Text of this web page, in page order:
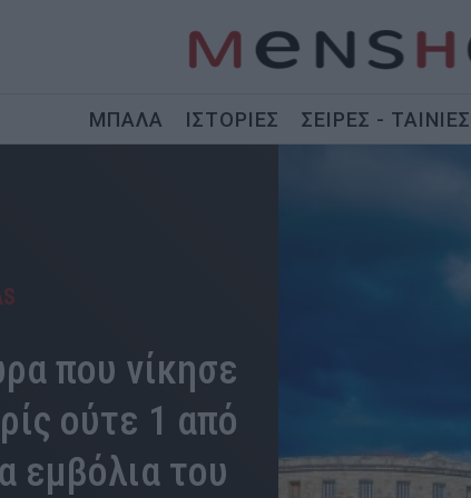
ΜΠΑΛΑ ΙΣΤΟΡΙΕΣ ΣΕΙΡΕΣ - ΤΑΙΝΙΕΣ
που νίκησε
ούτε 1 από
εμβόλια του